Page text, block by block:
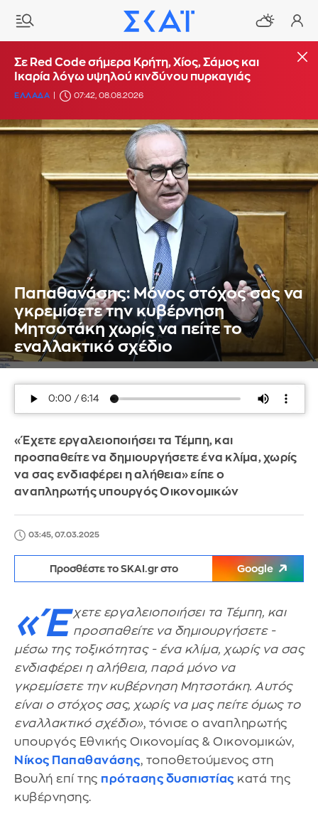
Σε Red Code σήμερα Κρήτη, Χίος, Σάμος και
Ικαρία λόγω υψηλού κινδύνου πυρκαγιάς
ΕΛΛΑΔΑ 07:42, 08.08.2026
Παπαθανάσης: Μόνος στόχος σας να
γκρεμίσετε την κυβέρνηση
Μητσοτάκη χωρίς να πείτε το
εναλλακτικό σχέδιο
«Έχετε εργαλειοποιήσει τα Τέμπη, και
προσπαθείτε να δημιουργήσετε ένα κλίμα, χωρίς
να σας ενδιαφέρει η αλήθεια» είπε ο
αναπληρωτής υπουργός Οικονομικών
03:45, 07.03.2025
Προσθέστε το SKAI.gr στο Google
«Έ χετε εργαλειοποιήσει τα Τέμπη, και
προσπαθείτε να δημιουργήσετε -
μέσω της τοξικότητας - ένα κλίμα, χωρίς να σας
ενδιαφέρει η αλήθεια, παρά μόνο να
γκρεμίσετε την κυβέρνηση Μητσοτάκη. Αυτός
είναι ο στόχος σας, χωρίς να μας πείτε όμως το
εναλλακτικό σχέδιο», τόνισε ο αναπληρωτής
υπουργός Εθνικής Οικονομίας & Οικονομικών,
Νίκος Παπαθανάσης, τοποθετούμενος στη
Βουλή επί της πρότασης δυσπιστίας κατά της
κυβέρνησης.